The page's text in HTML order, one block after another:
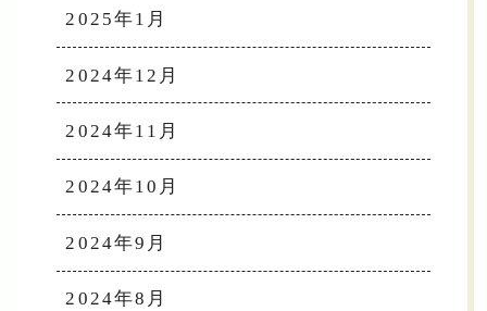
2025年1月
2024年12月
2024年11月
2024年10月
2024年9月
2024年8月